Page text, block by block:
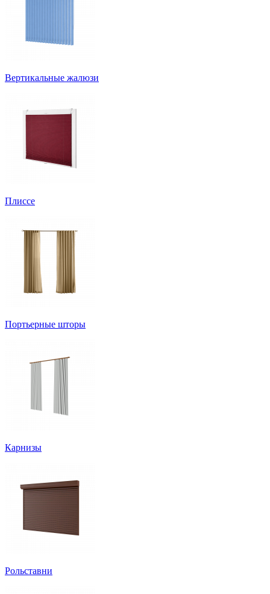
Вертикальные жалюзи
Плиссе
Портьерные шторы
Карнизы
Рольставни